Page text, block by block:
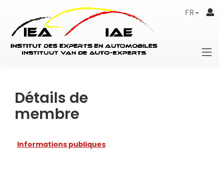
FR
Détails de
membre
Informations publiques